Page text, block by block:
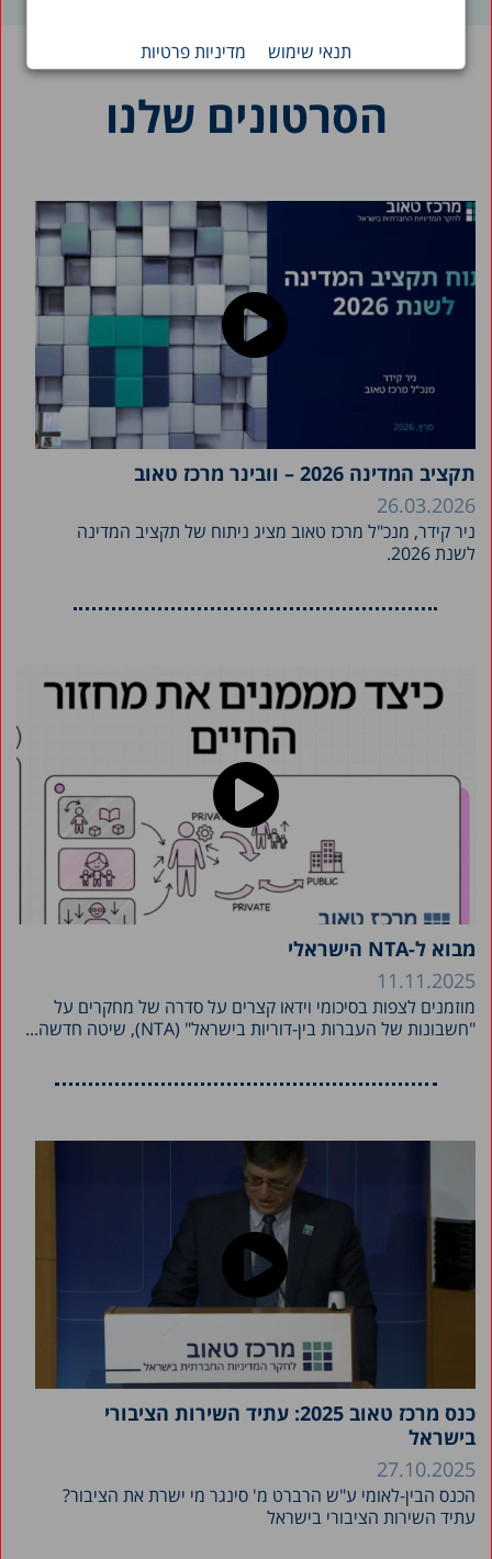
תנאי שימוש מדיניות פרטיות
הסרטונים שלנו
תקציב המדינה 2026 – וובינר מרכז טאוב
26.03.2026
ניר קידר, מנכ"ל מרכז טאוב מציג ניתוח של תקציב המדינה
לשנת 2026.
מבוא ל-NTA הישראלי
11.11.2025
מוזמנים לצפות בסיכומי וידאו קצרים על סדרה של מחקרים על
"חשבונות של העברות בין-דוריות בישראל" (NTA), שיטה חדשה...
כנס מרכז טאוב 2025: עתיד השירות הציבורי
בישראל
27.10.2025
הכנס הבין-לאומי ע"ש הרברט מ' סינגר מי ישרת את הציבור?
עתיד השירות הציבורי בישראל